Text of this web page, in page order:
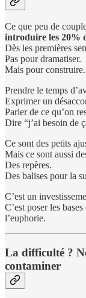
Ce que peu de
introduire les 20%
Dès les premières
Pas pour dramatiser.
Mais pour construire.
Prendre le temps
Exprimer un
Parler de ce qu’on
Dire “j’ai besoin de
Ce sont des petits
Mais ce sont aussi
Des repères.
Des balises pour la
C’est un
C’est poser les
l’euphorie.
La difficulté ?
contaminer